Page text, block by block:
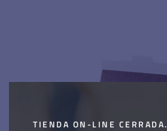
TIENDA ON-LINE CERRADA.